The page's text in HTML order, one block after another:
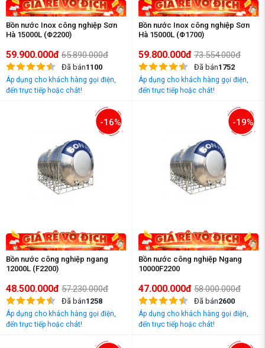
Bồn nước Inox công nghiệp Sơn
Hà 15000L (Φ2200)
59.900.000đ 65.890.000đ
Đã bán1100
Áp dụng cho khách hàng gọi điện,
đến trực tiếp hoặc chát!
Bồn nước Inox công nghiệp Sơn
Hà 15000L (Φ1700)
59.800.000đ 73.554.000đ
Đã bán1752
Áp dụng cho khách hàng gọi điện,
đến trực tiếp hoặc chát!
-16%
Bồn nước công nghiệp ngang
12000L (F2200)
48.500.000đ 57.230.000đ
Đã bán1258
Áp dụng cho khách hàng gọi điện,
đến trực tiếp hoặc chát!
-19%
Bồn nước công nghiệp Ngang
10000F2200
47.000.000đ 58.000.000đ
Đã bán2600
Áp dụng cho khách hàng gọi điện,
đến trực tiếp hoặc chát!